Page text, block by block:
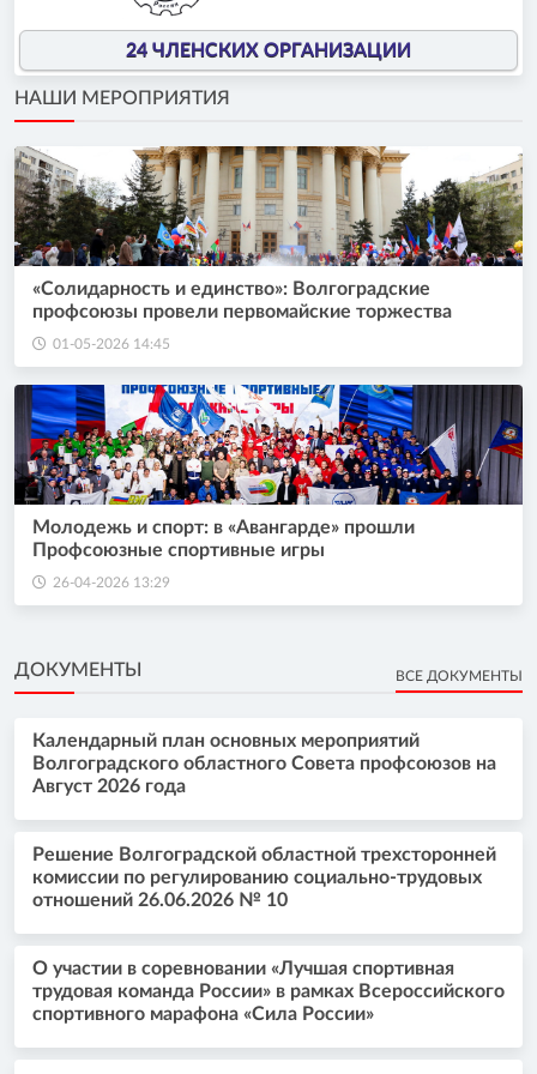
24 ЧЛЕНСКИХ ОРГАНИЗАЦИИ
НАШИ МЕРОПРИЯТИЯ
«Солидарность и единство»: Волгоградские
профсоюзы провели первомайские торжества
01-05-2026 14:45
Молодежь и спорт: в «Авангарде» прошли
Профсоюзные спортивные игры
26-04-2026 13:29
ДОКУМЕНТЫ ВСЕ ДОКУМЕНТЫ
Календарный план основных мероприятий
Волгоградского областного Совета профсоюзов на
Август 2026 года
Решение Волгоградской областной трехсторонней
комиссии по регулированию социально-трудовых
отношений 26.06.2026 № 10
О участии в соревновании «Лучшая спортивная
трудовая команда России» в рамках Всероссийского
спортивного марафона «Сила России»